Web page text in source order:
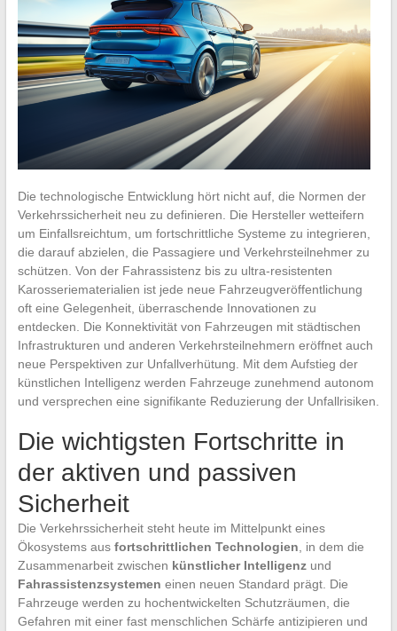
Die technologische Entwicklung hört nicht auf, die Normen der
Verkehrssicherheit neu zu definieren. Die Hersteller wetteifern
um Einfallsreichtum, um fortschrittliche Systeme zu integrieren,
die darauf abzielen, die Passagiere und Verkehrsteilnehmer zu
schützen. Von der Fahrassistenz bis zu ultra-resistenten
Karosseriematerialien ist jede neue Fahrzeugveröffentlichung
oft eine Gelegenheit, überraschende Innovationen zu
entdecken. Die Konnektivität von Fahrzeugen mit städtischen
Infrastrukturen und anderen Verkehrsteilnehmern eröffnet auch
neue Perspektiven zur Unfallverhütung. Mit dem Aufstieg der
künstlichen Intelligenz werden Fahrzeuge zunehmend autonom
und versprechen eine signifikante Reduzierung der Unfallrisiken.
Die wichtigsten Fortschritte in
der aktiven und passiven
Sicherheit
Die Verkehrssicherheit steht heute im Mittelpunkt eines
Ökosystems aus fortschrittlichen Technologien , in dem die
Zusammenarbeit zwischen künstlicher Intelligenzund
Fahrassistenzsystemen einen neuen Standard prägt. Die
Fahrzeuge werden zu hochentwickelten Schutzräumen, die
Gefahren mit einer fast menschlichen Schärfe antizipieren und